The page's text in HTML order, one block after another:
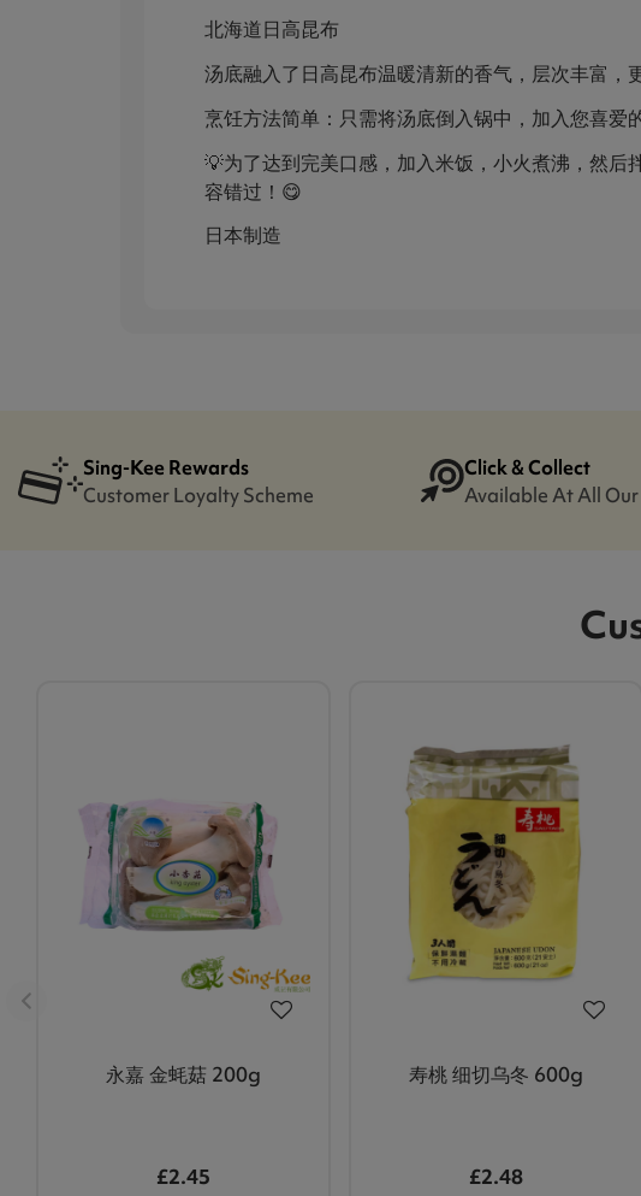
北海道日高昆布
汤底融入了日高昆布温暖清新的香气，层次丰富，
烹饪方法简单：只需将汤底倒入锅中，加入您喜爱
💡为了达到完美口感，加入米饭，小火煮沸，然
容错过！😋
日本制造
Sing-Kee Rewards
Customer Loyalty Scheme
Click & Collect
Available At All
永嘉 金蚝菇 200g
£2.45
寿桃 细切乌冬 600g
£2.48